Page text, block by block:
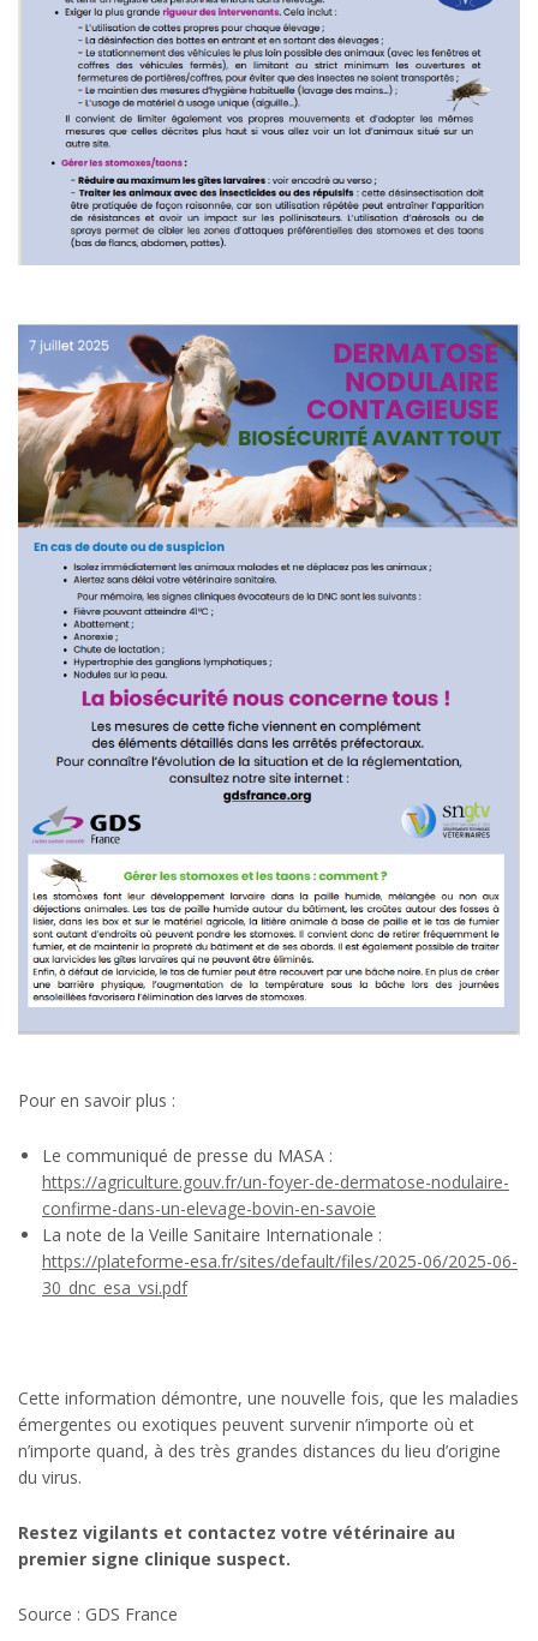
Pour en savoir plus :
Le communiqué de presse du MASA :
https://agriculture.gouv.fr/un-foyer-de-dermatose-nodulaire-
confirme-dans-un-elevage-bovin-en-savoie
La note de la Veille Sanitaire Internationale :
https://plateforme-esa.fr/sites/default/files/2025-06/2025-06-
30_dnc_esa_vsi.pdf
Cette information démontre, une nouvelle fois, que les maladies
émergentes ou exotiques peuvent survenir n’importe où et
n’importe quand, à des très grandes distances du lieu d’origine
du virus.
Restez vigilants et contactez votre vétérinaire au
premier signe clinique suspect.
Source : GDS France